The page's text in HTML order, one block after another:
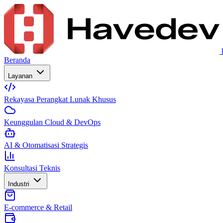
Beranda
Layanan
Rekayasa Perangkat Lunak Khusus
Keunggulan Cloud & DevOps
AI & Otomatisasi Strategis
Konsultasi Teknis
Industri
E-commerce & Retail